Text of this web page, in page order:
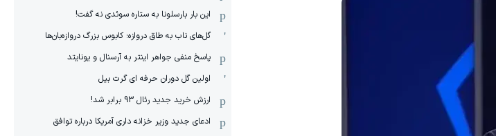
این بار بارسلونا به ستاره سوئدی نه گفت!
گل‌های ناب به طاق دروازه؛ کابوس بزرگ دروازه‌بان‌ها
پاسخ منفی جواهر اینتر به آرسنال و یونایتد
اولین گل دوران حرفه ای گرت بیل
ارزش خرید جدید رئال 93 برابر شد!
ادعای جدید وزیر خزانه داری آمریکا درباره توافق